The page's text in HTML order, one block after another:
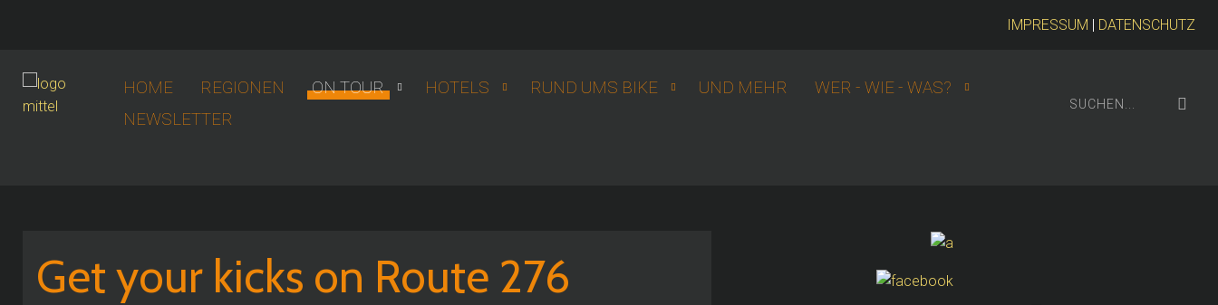
IMPRESSUM | DATENSCHUTZ
HOME REGIONEN ON TOUR HOTELS RUND UMS BIKE UND MEHR
WER - WIE - WAS?
NEWSLETTER
Get your kicks on Route 276